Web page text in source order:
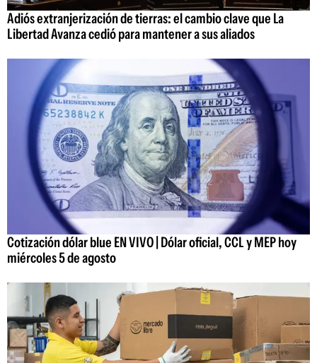
Adiós extranjerización de tierras: el cambio clave que La
Libertad Avanza cedió para mantener a sus aliados
Cotización dólar blue EN VIVO | Dólar oficial, CCL y MEP hoy
miércoles 5 de agosto